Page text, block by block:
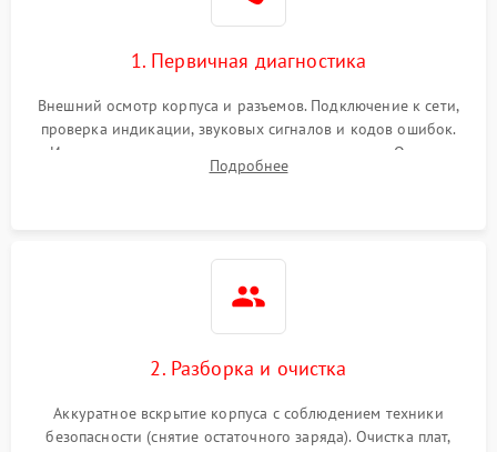
1. Первичная диагностика
Внешний осмотр корпуса и разъемов. Подключение к сети,
проверка индикации, звуковых сигналов и кодов ошибок.
Измерение входного и выходного напряжения. Оценка
реакции ИБП на отключение основного питания без
Подробнее
2. Разборка и очистка
Аккуратное вскрытие корпуса с соблюдением техники
безопасности (снятие остаточного заряда). Очистка плат,